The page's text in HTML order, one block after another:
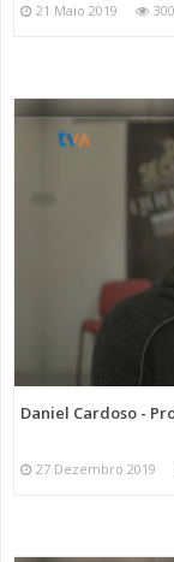
21 Maio 2019
Daniel Cardoso -
27 Dezembro 2019